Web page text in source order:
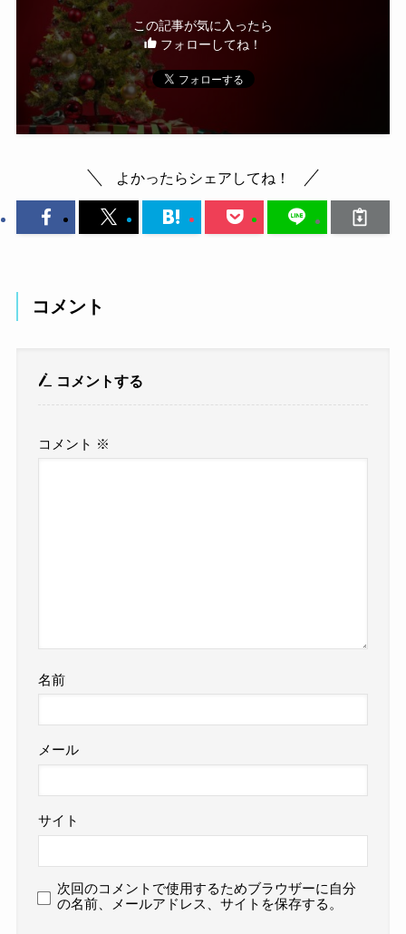
この記事が気に入ったら
フォローしてね！
よかったらシェアしてね！
コメント
コメントする
コメント ※
名前
メール
サイト
次回のコメントで使用するためブラウザーに自分
の名前、メールアドレス、サイトを保存する。